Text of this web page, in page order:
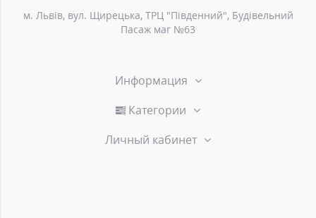
м. Львів, вул. Щирецька, ТРЦ "Південний", Будівельний
Пасаж маг №63
Информация
Категории
Личный кабинет